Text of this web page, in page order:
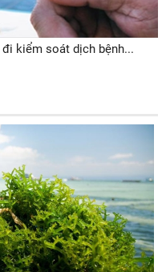
kiểm soát dịch bệnh...